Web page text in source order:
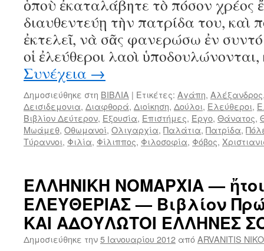
ὁποὺ ἐκαταλάβητε τὸ πόσον χρέος
διαυθεντεύῃ τὴν πατρίδα του, καὶ
ἐκτελεῖ, νὰ σᾶς φανερώσω ἐν
οἱ ἐλεύθεροι λαοὶ
Συνέχεια →
Δημοσιεύθηκε στη ΒΙΒΛΙΑ | Ετικέτες: Αγάπη, Αλέξανδρος
Δεισιδεμονια, Διαφθορά, Διοίκηση, Δούλοι, Ελεύθεροι,
Βιβλίον Δεύτερον, Εξουσία, Επιστήμες, Έργο, Θάνατος,
Μωάμεθ, Οθωμανοί, Ολιγαρχία, Παλάτια, Πατρίδα,
Τύραννοι, Φιλία, Φίλιππος, Φιλοσοφία, Φόβος,
ΕΛΛΗΝΙΚΗ ΝΟΜΑΡΧΙΑ —
ΕΛΕΥΘΕΡΙΑΣ — Βιβλίον
ΚΑΙ ΑΔΟΥΛΩΤΟΙ ΕΛΛΗΝΕΣ
Δημοσιεύθηκε την5 Ιανουαρίου 2012 απόARVANITIS